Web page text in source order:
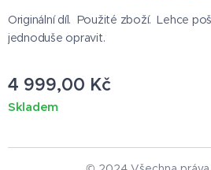
Originální díl. Použité zboží. Lehce
jednoduše opravit.
4 999,00 Kč
Skladem